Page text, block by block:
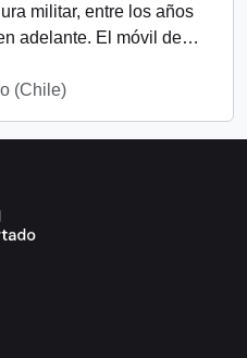
militar, entre los años
adelante. El móvil de…
(Chile)